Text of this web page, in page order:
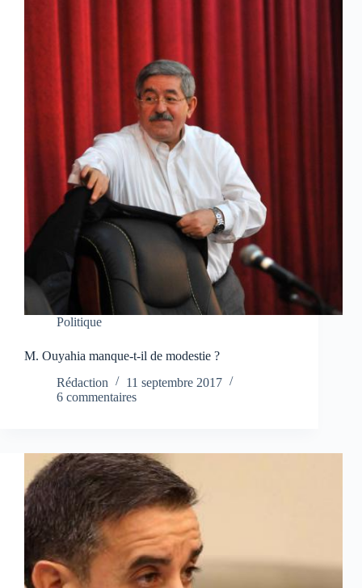
Politique
M. Ouyahia manque-t-il de modestie ?
Rédaction
11 septembre 2017
6 commentaires